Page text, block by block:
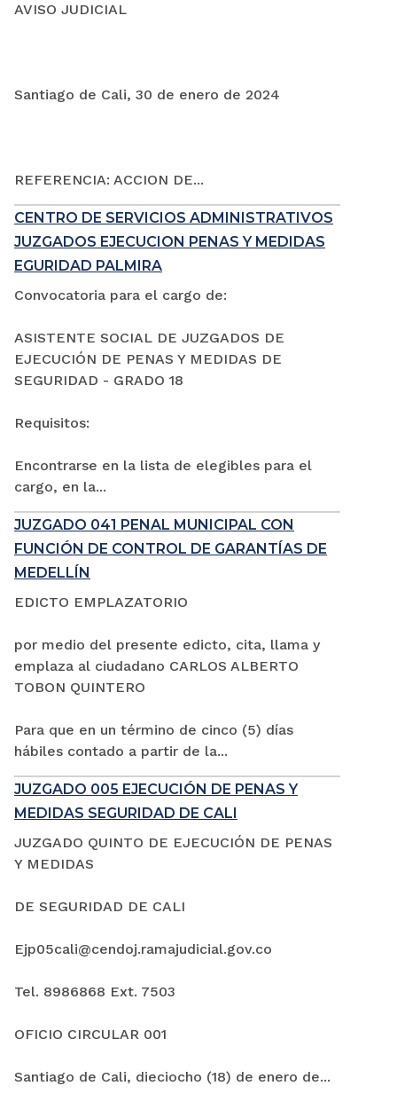
AVISO JUDICIAL
Santiago de Cali, 30 de enero de 2024
REFERENCIA: ACCION DE...
CENTRO DE SERVICIOS ADMINISTRATIVOS
JUZGADOS EJECUCION PENAS Y MEDIDAS
EGURIDAD PALMIRA
Convocatoria para el cargo de:
ASISTENTE SOCIAL DE JUZGADOS DE
EJECUCIÓN DE PENAS Y MEDIDAS DE
SEGURIDAD - GRADO 18
Requisitos:
Encontrarse en la lista de elegibles para el
cargo, en la...
JUZGADO 041 PENAL MUNICIPAL CON
FUNCIÓN DE CONTROL DE GARANTÍAS DE
MEDELLÍN
EDICTO EMPLAZATORIO
por medio del presente edicto, cita, llama y
emplaza al ciudadano CARLOS ALBERTO
TOBON QUINTERO
Para que en un término de cinco (5) días
hábiles contado a partir de la...
JUZGADO 005 EJECUCIÓN DE PENAS Y
MEDIDAS SEGURIDAD DE CALI
JUZGADO QUINTO DE EJECUCIÓN DE PENAS
Y MEDIDAS
DE SEGURIDAD DE CALI
Ejp05cali@cendoj.ramajudicial.gov.co
Tel. 8986868 Ext. 7503
OFICIO CIRCULAR 001
Santiago de Cali, dieciocho (18) de enero de...